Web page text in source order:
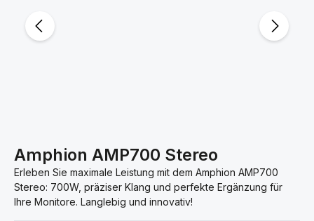
Amphion AMP700 Stereo
Erleben Sie maximale Leistung mit dem Amphion AMP700
Stereo: 700W, präziser Klang und perfekte Ergänzung für
Ihre Monitore. Langlebig und innovativ!